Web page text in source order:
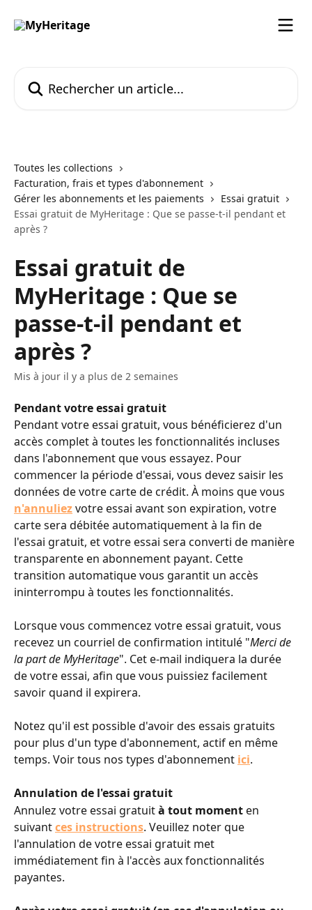
Toutes les collections
Facturation, frais et types d'abonnement
Gérer les abonnements et les paiements
Essai gratuit
Essai gratuit de MyHeritage : Que se passe-t-il pendant et
après ?
Essai gratuit de
MyHeritage : Que se
passe-t-il pendant et
après ?
Mis à jour il y a plus de 2 semaines
Pendant votre essai gratuit
Pendant votre essai gratuit, vous bénéficierez d'un
accès complet à toutes les fonctionnalités incluses
dans l'abonnement que vous essayez. Pour
commencer la période d'essai, vous devez saisir les
données de votre carte de crédit. À moins que vous
n'annuliez votre essai avant son expiration, votre
carte sera débitée automatiquement à la fin de
l'essai gratuit, et votre essai sera converti de manière
transparente en abonnement payant. Cette
transition automatique vous garantit un accès
ininterrompu à toutes les fonctionnalités.
Lorsque vous commencez votre essai gratuit, vous
recevez un courriel de confirmation intitulé "Merci de
la part de MyHeritage". Cet e-mail indiquera la durée
de votre essai, afin que vous puissiez facilement
savoir quand il expirera.
Notez qu'il est possible d'avoir des essais gratuits
pour plus d'un type d'abonnement, actif en même
temps. Voir tous nos types d'abonnement ici.
Annulation de l'essai gratuit
Annulez votre essai gratuit à tout moment en
suivant ces instructions. Veuillez noter que
l'annulation de votre essai gratuit met
immédiatement fin à l'accès aux fonctionnalités
payantes.